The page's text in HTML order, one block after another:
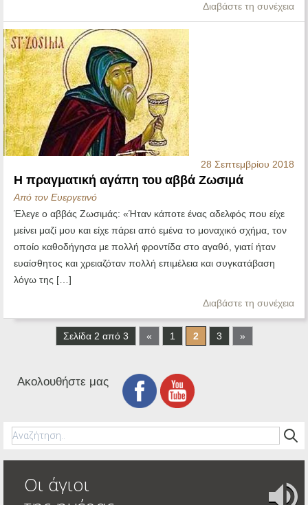
Διαβάστε τη συνέχεια
28 Σεπτεμβρίου 2018
Η πραγματική αγάπη του αββά Ζωσιμά
Από τον Ευεργετινό
Έλεγε ο αββάς Ζωσιμάς: «Ήταν κάποτε ένας αδελφός που είχε
μείνει μαζί μου και είχε πάρει από εμένα το μοναχικό σχήμα, τον
οποίο καθοδήγησα με πολλή φροντίδα στο αγαθό, γιατί ήταν
ευαίσθητος και χρειαζόταν πολλή επιμέλεια και συγκατάβαση
λόγω της […]
Διαβάστε τη συνέχεια
Σελίδα 2 από 3 « 1 2 3 »
Ακολουθήστε μας
Οι άγιοι